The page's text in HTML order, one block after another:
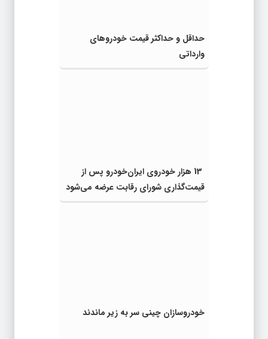
حداقل و حداکثر قیمت خودروهای
وارداتی
13 هزار خودروی ایران‌خودرو پس از
قیمت‌گذاری شورای رقابت عرضه می‌شود
خودروسازان چینی سر به زیر ماندند